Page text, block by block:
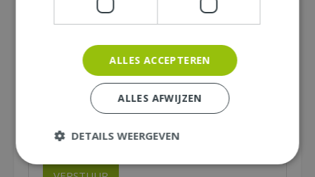
Naam (zichtbaar op website):*
Plaats (zichtbaar op website): *
ALLES ACCEPTEREN
ALLES AFWIJZEN
DETAILS WEERGEVEN